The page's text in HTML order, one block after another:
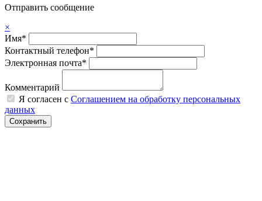
Отправить сообщение
×
Имя*
Контактный телефон*
Электронная почта*
Комментарий
Я согласен с Соглашением на обработку персональных
данных